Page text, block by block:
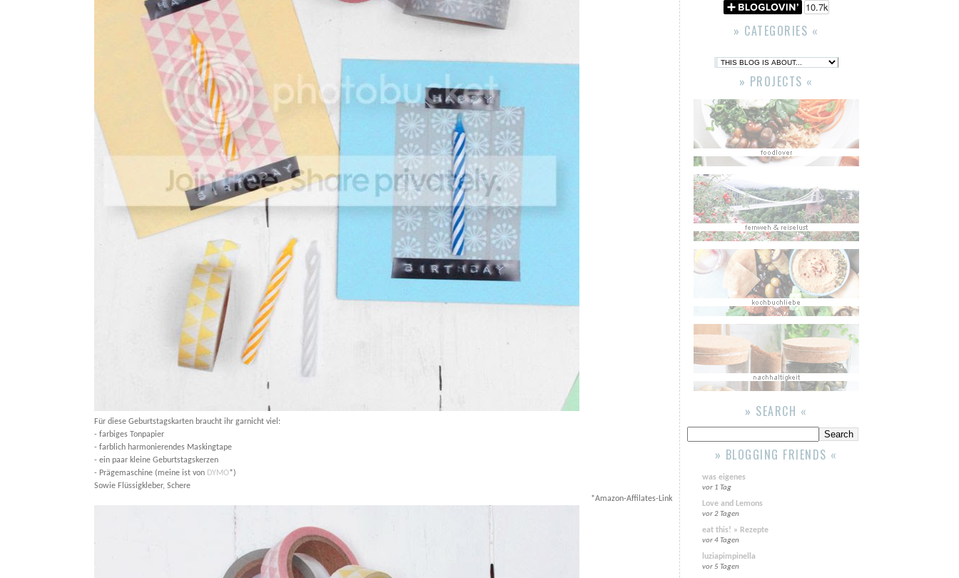
Für diese Geburtstagskarten braucht ihr garnicht viel:
- farbiges Tonpapier
- farblich harmonierendes Maskingtape
- ein paar kleine Geburtstagskerzen
- Prägemaschine (meine ist von DYMO*)
Sowie Flüssigkleber, Schere
*Amazon-Affilates-Link
» CATEGORIES «
» PROJECTS «
» SEARCH «
» BLOGGING FRIENDS «
was eigenes
vor 1 Tag
Love and Lemons
vor 2 Tagen
eat this! » Rezepte
vor 4 Tagen
luziapimpinella
vor 5 Tagen